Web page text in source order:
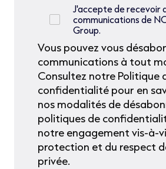
J'accepte de recevoir
communications de
Group.
Vous pouvez vous
communications à tout
Consultez notre Politique
confidentialité pour en
nos modalités de
politiques de
notre engagement vis-à-
protection et du respect
privée.